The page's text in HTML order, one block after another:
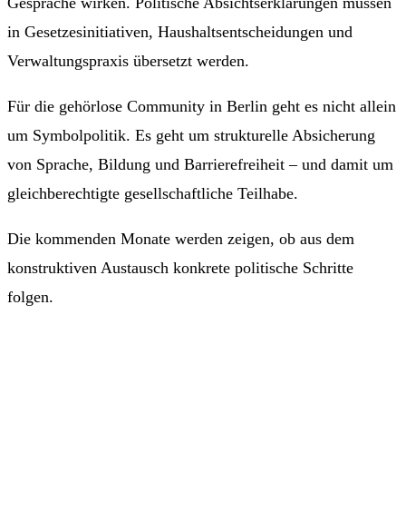
in Gesetzesinitiativen, Haushaltsentscheidungen und
Verwaltungspraxis übersetzt werden.
Für die gehörlose Community in Berlin geht es nicht allein
um Symbolpolitik. Es geht um strukturelle Absicherung
von Sprache, Bildung und Barrierefreiheit – und damit um
gleichberechtigte gesellschaftliche Teilhabe.
Die kommenden Monate werden zeigen, ob aus dem
konstruktiven Austausch konkrete politische Schritte
folgen.